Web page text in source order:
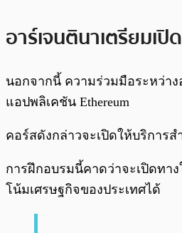
อาร์เจนตินาเตรียมเ
นอกจากนี้ ความร่วมมือระหว่า
แอปพลิเคชัน Ethereum
คอร์สดังกล่าวจะเปิดให้บริการ
การฝึกอบรมนี้คาดว่าจะเปิดทา
โน้มเศรษฐกิจของประเทศได้